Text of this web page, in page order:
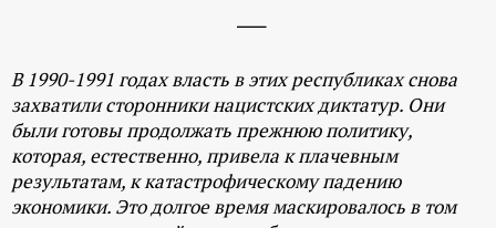
В 1990-1991 годах власть в этих республиках снова
захватили сторонники нацистских диктатур. Они
были готовы продолжать прежнюю политику,
которая, естественно, привела к плачевным
результатам, к катастрофическому падению
экономики. Это долгое время маскировалось в том